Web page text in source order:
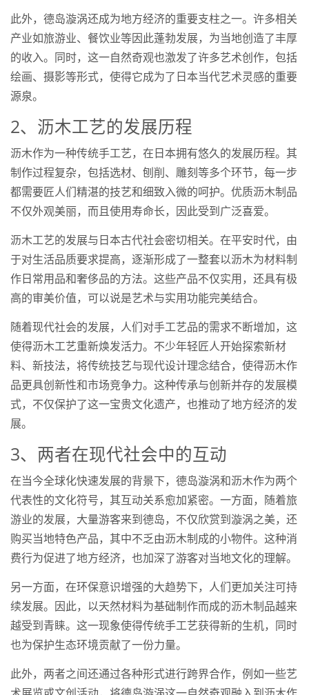
此外，德岛漩涡还成为地方经济的重要支柱之一。许多相关
产业如旅游业、餐饮业等因此蓬勃发展，为当地创造了丰厚
的收入。同时，这一自然奇观也激发了许多艺术创作，包括
绘画、摄影等形式，使得它成为了日本当代艺术灵感的重要
源泉。
2、沥木工艺的发展历程
沥木作为一种传统手工艺，在日本拥有悠久的发展历程。其
制作过程复杂，包括选材、刨削、雕刻等多个环节，每一步
都需要匠人们精湛的技艺和细致入微的呵护。优质沥木制品
不仅外观美丽，而且使用寿命长，因此受到广泛喜爱。
沥木工艺的发展与日本古代社会密切相关。在平安时代，由
于对生活品质要求提高，逐渐形成了一整套以沥木为材料制
作日常用品和奢侈品的方法。这些产品不仅实用，还具有极
高的审美价值，可以说是艺术与实用功能完美结合。
随着现代社会的发展，人们对手工艺品的需求不断增加，这
使得沥木工艺重新焕发活力。不少年轻匠人开始探索新材
料、新技法，将传统技艺与现代设计理念结合，使得沥木作
品更具创新性和市场竞争力。这种传承与创新并存的发展模
式，不仅保护了这一宝贵文化遗产，也推动了地方经济的发
展。
3、两者在现代社会中的互动
在当今全球化快速发展的背景下，德岛漩涡和沥木作为两个
代表性的文化符号，其互动关系愈加紧密。一方面，随着旅
游业的发展，大量游客来到德岛，不仅欣赏到漩涡之美，还
购买当地特色产品，其中不乏由沥木制成的小物件。这种消
费行为促进了地方经济，也加深了游客对当地文化的理解。
另一方面，在环保意识增强的大趋势下，人们更加关注可持
续发展。因此，以天然材料为基础制作而成的沥木制品越来
越受到青睐。这一现象使得传统手工艺获得新的生机，同时
也为保护生态环境贡献了一份力量。
此外，两者之间还通过各种形式进行跨界合作，例如一些艺